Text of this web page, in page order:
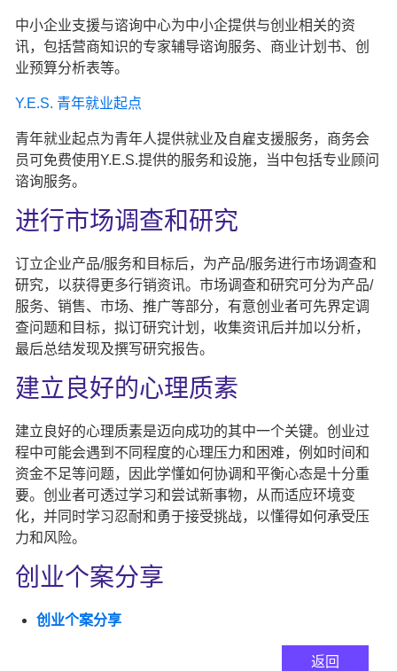
中小企业支援与谘询中心为中小企提供与创业相关的资
讯，包括营商知识的专家辅导谘询服务、商业计划书、创
业预算分析表等。
Y.E.S. 青年就业起点
青年就业起点为青年人提供就业及自雇支援服务，商务会
员可免费使用Y.E.S.提供的服务和设施，当中包括专业顾问
谘询服务。
进行市场调查和研究
订立企业产品/服务和目标后，为产品/服务进行市场调查和
研究，以获得更多行销资讯。市场调查和研究可分为产品/
服务、销售、市场、推广等部分，有意创业者可先界定调
查问题和目标，拟订研究计划，收集资讯后并加以分析，
最后总结发现及撰写研究报告。
建立良好的心理质素
建立良好的心理质素是迈向成功的其中一个关键。创业过
程中可能会遇到不同程度的心理压力和困难，例如时间和
资金不足等问题，因此学懂如何协调和平衡心态是十分重
要。创业者可透过学习和尝试新事物，从而适应环境变
化，并同时学习忍耐和勇于接受挑战，以懂得如何承受压
力和风险。
创业个案分享
创业个案分享
返回